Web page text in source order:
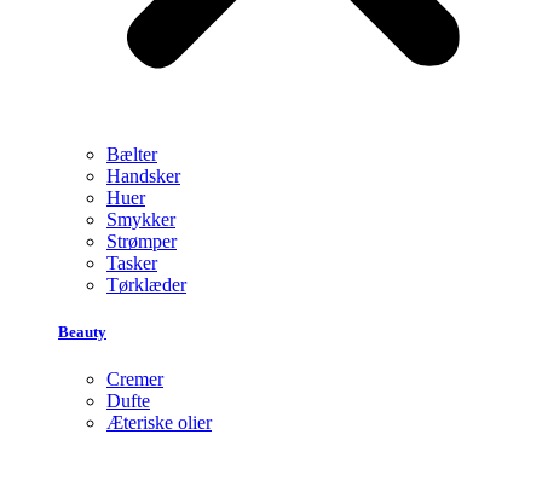
Bælter
Handsker
Huer
Smykker
Strømper
Tasker
Tørklæder
Beauty
Cremer
Dufte
Æteriske olier